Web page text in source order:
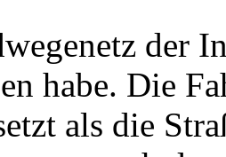
der
habe. Die
als die